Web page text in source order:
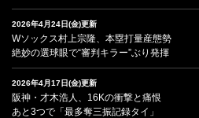
2026年4月24日(金)更新
Wソックス村上宗隆、本塁打量産態勢
絶妙の選球眼で“審判キラー”ぶり発揮
2026年4月17日(金)更新
阪神・才木浩人、16Kの衝撃と痛恨
あと3つで「最多奪三振記録タイ」